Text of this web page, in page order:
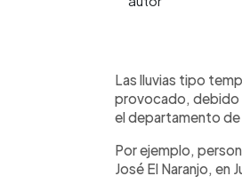
►
Las lluvias tipo
provocado, debido
el departamento de
Por ejemplo,
José El Naranjo, en